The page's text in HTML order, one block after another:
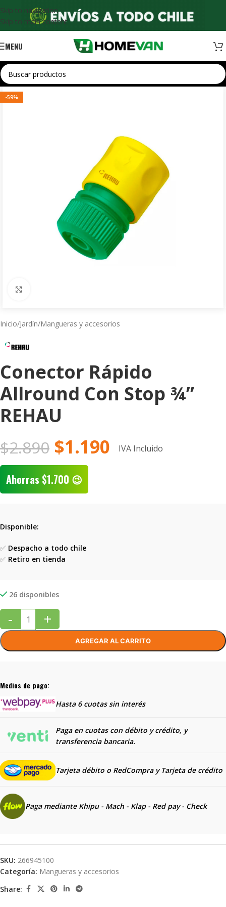
Skip to navigation
Skip to main content
MENU
-59%
Inicio/Jardín/Mangueras y accesorios
Conector Rápido
Allround Con Stop ¾”
REHAU
$2.890 $1.190 IVA Incluido
Ahorras $1.700 😉
Disponible:
✅ Despacho a todo chile
✅ Retiro en tienda
26 disponibles
- +
AGREGAR AL CARRITO
Medios de pago:
Hasta 6 cuotas sin interés
Paga en cuotas con débito y crédito, y
transferencia bancaria.
Tarjeta débito o RedCompra y Tarjeta de crédito
Paga mediante Khipu - Mach - Klap - Red pay - Check
SKU: 266945100
Categoría: Mangueras y accesorios
Share: